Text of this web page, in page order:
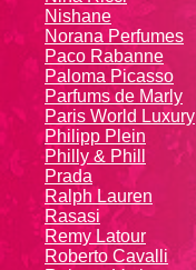
Nishane
Norana Perfumes
Paco Rabanne
Paloma Picasso
Parfums de Marly
Paris World Luxury
Philipp Plein
Philly & Phill
Prada
Ralph Lauren
Rasasi
Remy Latour
Roberto Cavalli